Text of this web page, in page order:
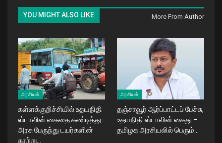
YOU MIGHT ALSO LIKE More From Author
அரசியல்
கள்ளக்குறிச்சியில் உதயநிதி
ஸ்டாலின் கைதை கண்டித்து
அரசு பேருந்து டயர்களின்
காற்று…
அரசியல்
தஞ்சாவூர் ஆர்ப்பாட்டப் பேச்சு,
உதயநிதி ஸ்டாலின் கைது –
தமிழக அரசியலில் பெரும்…